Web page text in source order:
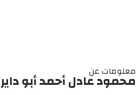
معلومات عن
محمود عادل أحمد أبو داير